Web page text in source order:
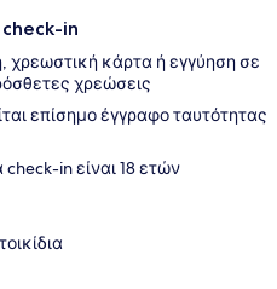
in
χρεωστική κάρτα ή εγγύηση σε
χρεώσεις
επίσημο έγγραφο ταυτότητας
check-in είναι 18 ετών